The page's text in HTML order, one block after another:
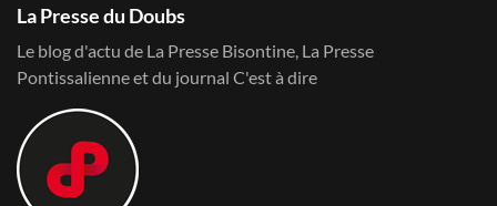
La Presse du Doubs
Le blog d'actu de La Presse Bisontine, La Presse
Pontissalienne et du journal C'est à dire